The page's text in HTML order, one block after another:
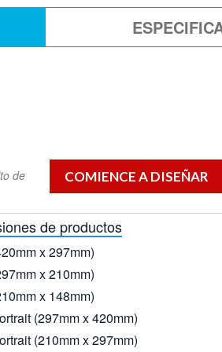
de
de productos
x 297mm)
x 210mm)
x 148mm)
(297mm x 420mm)
(210mm x 297mm)